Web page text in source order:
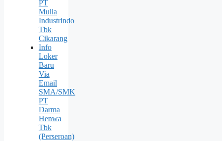
PT
Mulia
Industrindo
Tbk
Cikarang
Info
Loker
Baru
Via
Email
SMA/SMK
PT
Darma
Henwa
Tbk
(Perseroan)